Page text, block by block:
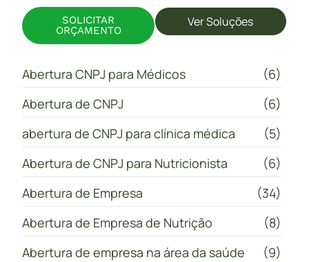
SOLICITAR
ORÇAMENTO
Ver Soluções
Abertura CNPJ para Médicos
(6)
Abertura de CNPJ
(6)
abertura de CNPJ para clínica médica
(5)
Abertura de CNPJ para Nutricionista
(6)
Abertura de Empresa
(34)
Abertura de Empresa de Nutrição
(8)
Abertura de empresa na área da saúde
(9)